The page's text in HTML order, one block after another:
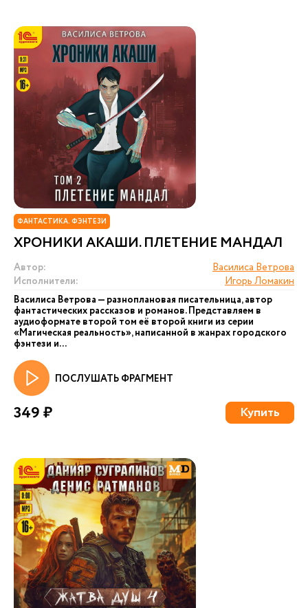
ФАНТАСТИКА. ФЭНТЕЗИ
ХРОНИКИ АКАШИ. ПЛЕТЕНИЕ МАНДАЛ
Автор:
Василиса Ветрова
Исполнители:
Игорь Ломакин
Василиса Ветрова — разноплановая писательница, автор
фантастических рассказов и романов. Представляем в
аудиоформате второй том её второй книги из серии
«Магическая реальность», написанной в жанрах городского
фэнтези и...
ПОСЛУШАТЬ ФРАГМЕНТ
349 ₽ Купить